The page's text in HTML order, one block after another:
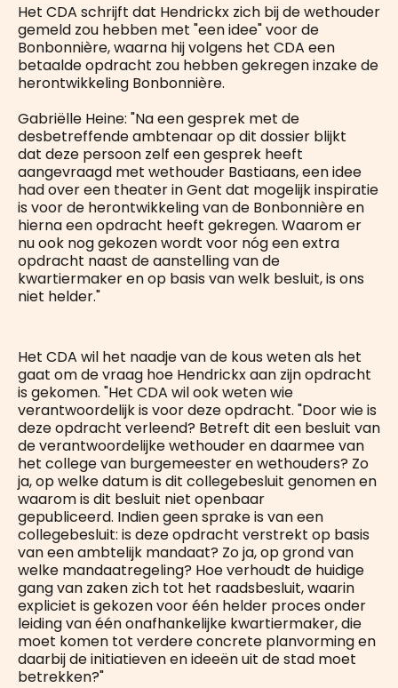
Het CDA schrijft dat Hendrickx zich bij de wethouder
gemeld zou hebben met "een idee" voor de
Bonbonnière, waarna hij volgens het CDA een
betaalde opdracht zou hebben gekregen inzake de
herontwikkeling Bonbonnière.
Gabriëlle Heine: "Na een gesprek met de
desbetreffende ambtenaar op dit dossier blijkt
dat deze persoon zelf een gesprek heeft
aangevraagd met wethouder Bastiaans, een idee
had over een theater in Gent dat mogelijk inspiratie
is voor de herontwikkeling van de Bonbonnière en
hierna een opdracht heeft gekregen. Waarom er
nu ook nog gekozen wordt voor nóg een extra
opdracht naast de aanstelling van de
kwartiermaker en op basis van welk besluit, is ons
niet helder."
Het CDA wil het naadje van de kous weten als het
gaat om de vraag hoe Hendrickx aan zijn opdracht
is gekomen. "Het CDA wil ook weten wie
verantwoordelijk is voor deze opdracht. "Door wie is
deze opdracht verleend? Betreft dit een besluit van
de verantwoordelijke wethouder en daarmee van
het college van burgemeester en wethouders? Zo
ja, op welke datum is dit collegebesluit genomen en
waarom is dit besluit niet openbaar
gepubliceerd. Indien geen sprake is van een
collegebesluit: is deze opdracht verstrekt op basis
van een ambtelijk mandaat? Zo ja, op grond van
welke mandaatregeling? Hoe verhoudt de huidige
gang van zaken zich tot het raadsbesluit, waarin
expliciet is gekozen voor één helder proces onder
leiding van één onafhankelijke kwartiermaker, die
moet komen tot verdere concrete planvorming en
daarbij de initiatieven en ideeën uit de stad moet
betrekken?"